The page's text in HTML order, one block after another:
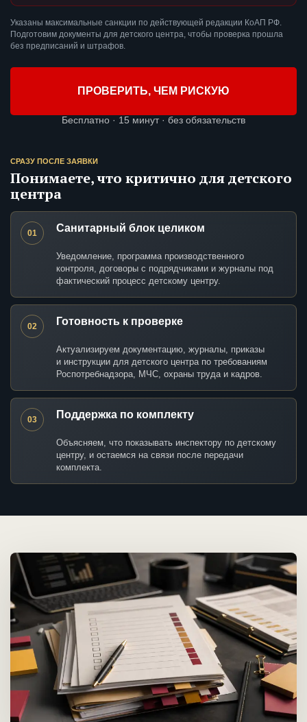
Указаны максимальные санкции по действующей редакции КоАП РФ.
Подготовим документы для детского центра, чтобы проверка прошла
без предписаний и штрафов.
ПРОВЕРИТЬ, ЧЕМ РИСКУЮ
Бесплатно · 15 минут · без обязательств
СРАЗУ ПОСЛЕ ЗАЯВКИ
Понимаете, что критично для детского
центра
01 Санитарный блок целиком
Уведомление, программа производственного
контроля, договоры с подрядчиками и журналы под
фактический процесс детскому центру.
02 Готовность к проверке
Актуализируем документацию, журналы, приказы
и инструкции для детского центра по требованиям
Роспотребнадзора, МЧС, охраны труда и кадров.
03 Поддержка по комплекту
Объясняем, что показывать инспектору по детскому
центру, и остаемся на связи после передачи
комплекта.